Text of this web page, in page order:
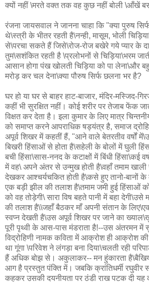
क्यों नहीं \मरते वक्त तक वह कुछ नहीं बोली \आँखें
रंजना जायसवाल ने जानना चाहा कि "क्या पुरुष
थे\स्त्री के भीतर रहती है\नन्ही, मासूम, भोली
से\परचा सकते हैं जिसे\रोज-रोज बखेरे गये प्यार के
तुम\सशंकित रहती है \प्रलोभनों से चिड़िया\भरम
आसान होगा पंख खोलती चिड़िया को पा लेना\और
मरोड़ कर चल देना\क्या पौरुष सिर्फ छलना भर है?
घर हो या घर से बाहर हाट-बाजार, मंदिर-मस्जिद-
कहीं भी सुरक्षित नहीं। कोई शरीर पर तेजाब फेंक
विक्षत कर देता है। इला कुमार के लिए मात्र
को समाप्त करने आपराधिक षड्यंत्र है, समाज
अपूर्व शिखर में कहतीं हैं, "आने वाले बेतरतीव वर्षों
बिखरी हिंसाओं से होता है\सहेली के बोलों में घुली
बची हिंसा\सास-ननद के कटाक्षों में बिंधी हिंसा\कई
में वह\ अपने अंतर से उन्मुख होती है\वहाँ तमाम खाली
देखकर आश्चर्यचकित होती है\कसे हुए तानो-बानों
एक बड़ी झील की तलाश है\तमाम जमी हुई हिंसाओं
को वह तोड़ेगी\ सारा विष बहते पानी में बहा
की तलाश है\\जहाँ बैठकर माँ अपनी संतान के
स्वप्न देखती है\उस अपूर्व शिखर पर जाने का
पूरी पृथ्वी के आस-पास मंडराता है!--उस अंतरमन में
विद्रोहिणी नामक कविता में आक्रोश ही आक्रोश की
था गूंगा \परिवेश ने लंगड़ा बना दिया\चलती रही
हैं अधिक बोझ से। अकुलाकर-- मन हुंकारता
आग है प्रस्तुत पंक्ति में। जबकि क्रांतिधर्मी रघुवीर
कहकर उसकी दयनीयता पर ठंडी राख पटक दी यह